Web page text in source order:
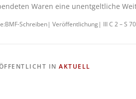
Waren eine unentgeltliche
Schreiben| Veröffentlichung| III C 2 – S
IN AKTUELL